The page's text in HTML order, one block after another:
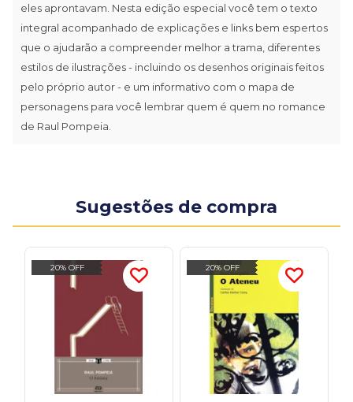
eles aprontavam. Nesta edição especial você tem o texto
integral acompanhado de explicações e links bem espertos
que o ajudarão a compreender melhor a trama, diferentes
estilos de ilustrações - incluindo os desenhos originais feitos
pelo próprio autor - e um informativo com o mapa de
personagens para você lembrar quem é quem no romance
de Raul Pompeia.
Sugestões de compra
20% OFF 20% OFF